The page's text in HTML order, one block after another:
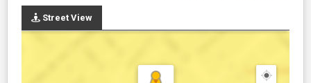
Street View